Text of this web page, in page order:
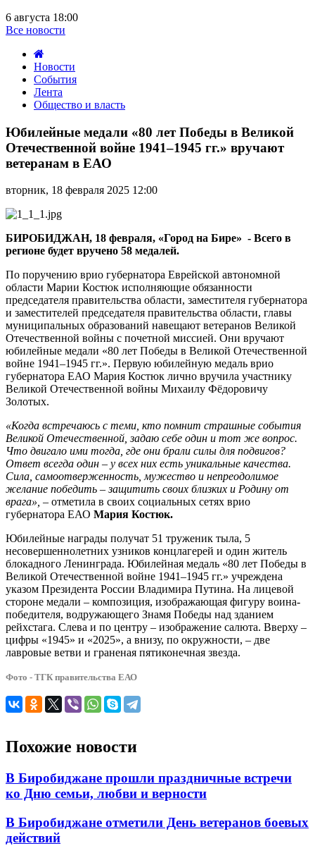
6 августа 18:00
Все новости
Новости
События
Лента
Общество и власть
медали
лет
Победы
Великой
войне
1945
гг.»
ветеранам
в
ЕАО
Юбилейные медали «80 лет Победы в Великой
Отечественной войне 1941–1945 гг.» вручают
ветеранам в ЕАО
вторник, 18 февраля 2025 12:00
БИРОБИДЖАН, 18 февраля, «Город на Бире» - Всего в
регионе будет вручено 58 медалей.
По поручению врио губернатора Еврейской автономной
области Марии Костюк исполняющие обязанности
председателя правительства области, заместителя губернатора
и заместителей председателя правительства области, главы
муниципальных образований навещают ветеранов Великой
Отечественной войны с почетной миссией. Они вручают
юбилейные медали «80 лет Победы в Великой Отечественной
войне 1941–1945 гг.». Первую юбилейную медаль врио
губернатора ЕАО Мария Костюк лично вручила участнику
Великой Отечественной войны Михаилу Фёдоровичу
Золотых.
«Когда встречаюсь с теми, кто помнит страшные события
Великой Отечественной, задаю себе один и тот же вопрос.
Что двигало ими тогда, где они брали силы для подвигов?
Ответ всегда один – у всех них есть уникальные качества.
Сила, самоотверженность, мужество и непреодолимое
желание победить – защитить своих близких и Родину от
врага», – отметила в своих социальных сетях врио
губернатора ЕАО Мария Костюк.
Юбилейные награды получат 51 труженик тыла, 5
несовершеннолетних узников концлагерей и один житель
блокадного Ленинграда. Юбилейная медаль «80 лет Победы в
Великой Отечественной войне 1941–1945 гг.» учреждена
указом Президента России Владимира Путина. На лицевой
стороне медали – композиция, изображающая фигуру воина-
победителя, водружающего Знамя Победы над зданием
рейхстага. Слева и по центру – изображение салюта. Вверху –
цифры «1945» и «2025», а внизу, по окружности, – две
лавровые ветви и граненая пятиконечная звезда.
Фото - ТГК правительства ЕАО
Похожие новости
В Биробиджане прошли праздничные встречи
ко Дню семьи, любви и верности
В Биробиджане отметили День ветеранов боевых
действий